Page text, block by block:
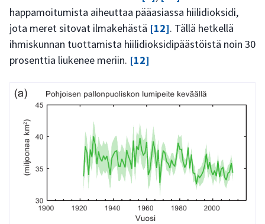
happamoitumista aiheuttaa pääasiassa hiilidioksidi,
jota meret sitovat ilmakehästä [12]. Tällä hetkellä
ihmiskunnan tuottamista hiilidioksidipäästöistä noin 30
prosenttia liukenee meriin. [12]